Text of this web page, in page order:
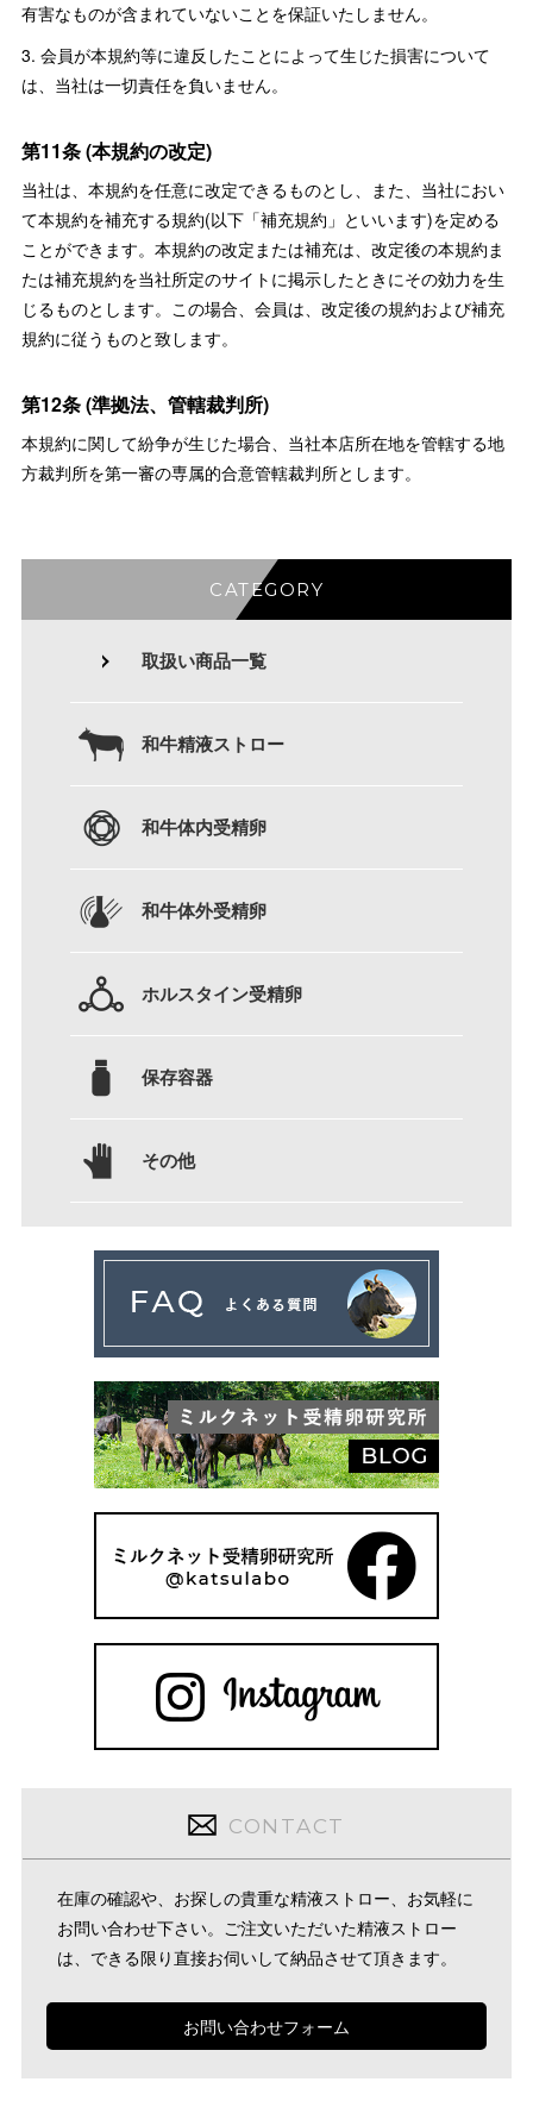
CATEGORY
取扱い商品一覧
和牛精液ストロー
和牛体内受精卵
和牛体外受精卵
ホルスタイン受精卵
保存容器
その他
CONTACT
在庫の確認や、お探しの貴重な精液ストロー、お気軽に
お問い合わせ下さい。ご注文いただいた精液ストロー
は、できる限り直接お伺いして納品させて頂きます。
お問い合わせフォーム
有害なものが含まれていないことを保証いたしません。
3. 会員が本規約等に違反したことによって生じた損害について
は、当社は一切責任を負いません。
第11条 (本規約の改定)
当社は、本規約を任意に改定できるものとし、また、当社におい
て本規約を補充する規約(以下「補充規約」といいます)を定める
ことができます。本規約の改定または補充は、改定後の本規約ま
たは補充規約を当社所定のサイトに掲示したときにその効力を生
じるものとします。この場合、会員は、改定後の規約および補充
規約に従うものと致します。
第12条 (準拠法、管轄裁判所)
本規約に関して紛争が生じた場合、当社本店所在地を管轄する地
方裁判所を第一審の専属的合意管轄裁判所とします。